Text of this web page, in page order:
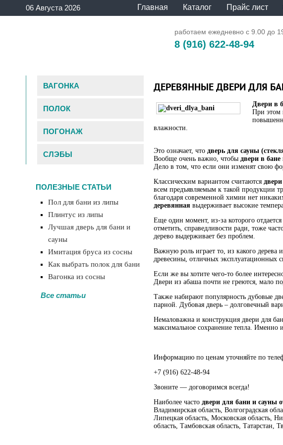
06 Августа 2026 Главная Каталог Прайс лист
работаем ежедневно с 9.00 до
8 (916) 622-48-94
ДЕРЕВЯННЫЕ ДВЕРИ ДЛЯ
Двери в
При этом
влажности.
Это означает, что дверь для сауны
Вообще очень важно, чтобы двери в бане
Дело в том, что если они изменят свою
Классическим вариантом считаются
всем предъявляемым к такой продукции
благодаря современной химии нет
деревянная выдерживает высокие
Еще один момент, из-за которого
отметить, справедливости ради, тоже
дерево выдерживает без проблем.
Важную роль играет то, из какого дерева
древесины, отличных эксплуатационных
Если же вы хотите чего-то более
Двери из абаша почти не греются, мало
Также набирают популярность дубовые
парной. Дубовая дверь – долговечный
Немаловажна и конструкция двери для
максимальное сохранение тепла. Именно
Информацию по ценам уточняйте по
+7 (916) 622-48-94
Звоните — договоримся всегда!
Наиболее часто двери для бани и сауны
Владимирская область, Волгоградская
Липецкая область, Московская область,
область, Тамбовская область, Татарстан,
ВАГОНКА
ПОЛОК
ПОГОНАЖ
СЛЭБЫ
ПОЛЕЗНЫЕ СТАТЬИ
Пол для бани из липы
Плинтус из липы
Лучшая дверь для бани и
сауны
Имитация бруса из сосны
Как выбрать полок для бани
Вагонка из сосны
Все статьи